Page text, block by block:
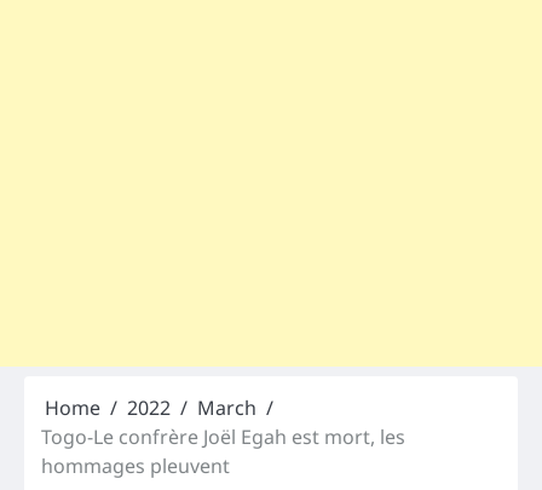
Home 2022
March
Togo-Le confrère Joël Egah est mort, les
hommages pleuvent